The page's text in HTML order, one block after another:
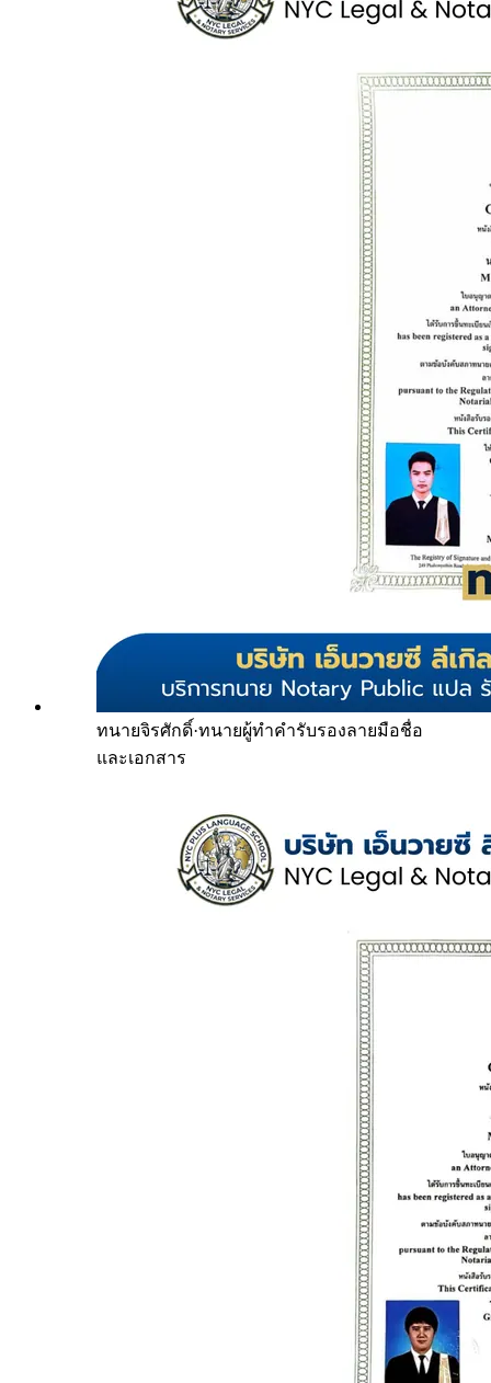
ทนายจิรศักดิ์·ทนายผู้ทำคำรับรองลายมือชื่อ
และเอกสาร